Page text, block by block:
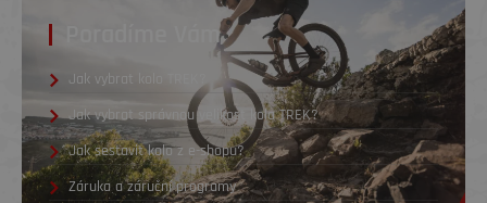
Poradíme Vám
Jak vybrat kolo TREK?
Jak vybrat správnou velikost kola TREK?
Jak sestavit kolo z e-shopu?
Záruka a záruční programy